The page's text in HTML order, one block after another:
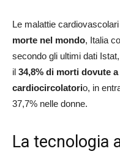
Le malattie
morte nel mondo, Italia
secondo gli ultimi dati
il 34,8% di morti dovute
cardiocircolatorio, in
37,7% nelle donne.
La tecnologia